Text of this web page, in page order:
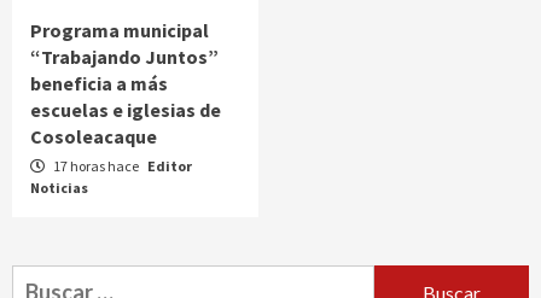
Programa municipal
“Trabajando Juntos”
beneficia a más
escuelas e iglesias de
Cosoleacaque
17 horas hace Editor
Noticias
Buscar: